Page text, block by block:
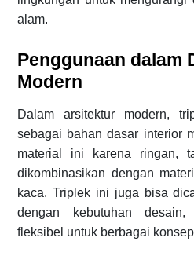
alam.
Penggunaan dalam
Modern
Dalam arsitektur modern,
sebagai bahan dasar interior
material ini karena ringan,
dikombinasikan dengan
kaca. Triplek ini juga bisa
dengan kebutuhan desain,
fleksibel untuk berbagai